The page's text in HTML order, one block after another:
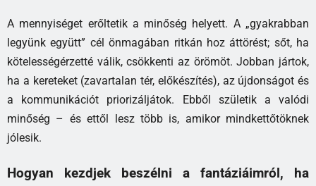
A mennyiséget erőltetik a minőség helyett. A „gyakrabban
legyünk együtt” cél önmagában ritkán hoz áttörést; sőt, ha
kötelességérzetté válik, csökkenti az örömöt. Jobban jártok,
ha a kereteket (zavartalan tér, előkészítés), az újdonságot és
a kommunikációt priorizáljátok. Ebből születik a valódi
minőség – és ettől lesz több is, amikor mindkettőtöknek
jólesik.
Hogyan kezdjek beszélni a fantáziáimról, ha